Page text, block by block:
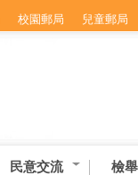
校園郵局 兒童郵局
民意交流 檢